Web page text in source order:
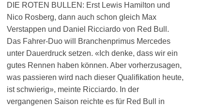
DIE ROTEN BULLEN: Erst Lewis Hamilton und
Nico Rosberg, dann auch schon gleich Max
Verstappen und Daniel Ricciardo von Red Bull.
Das Fahrer-Duo will Branchenprimus Mercedes
unter Dauerdruck setzen. «Ich denke, dass wir ein
gutes Rennen haben können. Aber vorherzusagen,
was passieren wird nach dieser Qualifikation heute,
ist schwierig», meinte Ricciardo. In der
vergangenen Saison reichte es für Red Bull in